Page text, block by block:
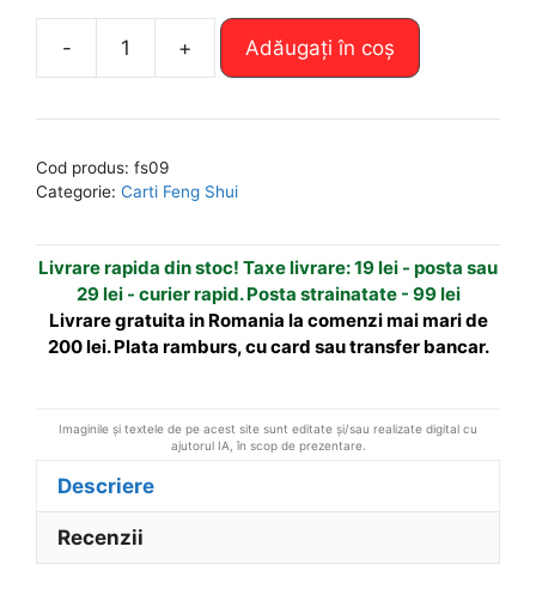
-
Cantitate
Shui
5
+ Adăugați în coș
e
n
t
i
Cod produs: fs09
Categorie: Carti Feng Shui
Livrare rapida din stoc! Taxe livrare: 19 lei - posta sau
29 lei - curier rapid. Posta strainatate - 99 lei
Livrare gratuita in Romania la comenzi mai mari de
200 lei. Plata ramburs, cu card sau transfer bancar.
Imaginile și textele de pe acest site sunt editate și/sau realizate digital cu
ajutorul IA, în scop de prezentare.
Descriere
Recenzii